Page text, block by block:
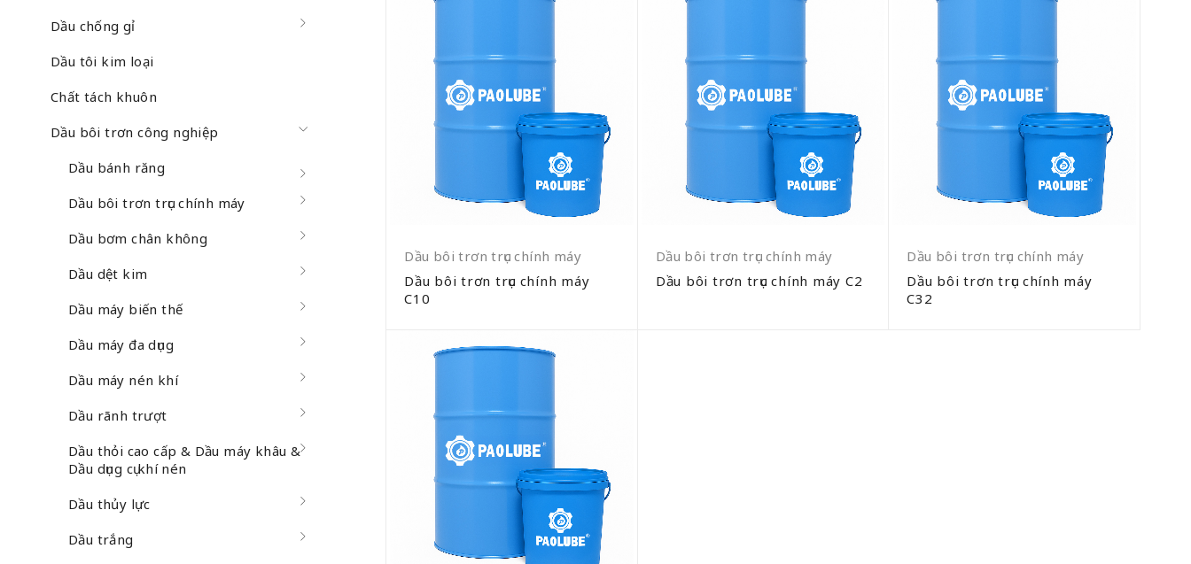
Dầu chống gỉ
Dầu tôi kim loại
Chất tách khuôn
Dầu bôi trơn công nghiệp
Dầu bánh răng
Dầu bôi trơn trục chính máy
Dầu bơm chân không
Dầu dệt kim
Dầu máy biến thế
Dầu máy đa dụng
Dầu máy nén khí
Dầu rãnh trượt
Dầu thỏi cao cấp & Dầu máy khâu &
Dầu dụng cụ khí nén
Dầu thủy lực
Dầu trắng
Dầu bôi trơn trục chính máy
Dầu bôi trơn trục chính máy
C10
Dầu bôi trơn trục chính máy
Dầu bôi trơn trục chính máy C2
Dầu bôi trơn trục chính máy
Dầu bôi trơn trục chính máy
C32